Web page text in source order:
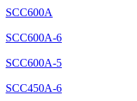
SCC600A
SCC600A-6
SCC600A-5
SCC450A-6